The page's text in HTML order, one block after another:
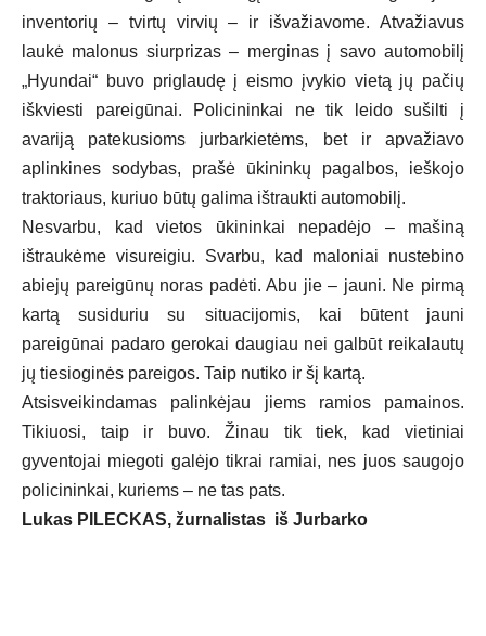
inventorių – tvirtų virvių – ir išvažiavome. Atvažiavus
laukė malonus siurprizas – merginas į savo automobilį
„Hyundai“ buvo priglaudę į eismo įvykio vietą jų pačių
iškviesti pareigūnai. Policininkai ne tik leido sušilti į
avariją patekusioms jurbarkietėms, bet ir apvažiavo
aplinkines sodybas, prašė ūkininkų pagalbos, ieškojo
traktoriaus, kuriuo būtų galima ištraukti automobilį.
Nesvarbu, kad vietos ūkininkai nepadėjo – mašiną
ištraukėme visureigiu. Svarbu, kad maloniai nustebino
abiejų pareigūnų noras padėti. Abu jie – jauni. Ne pirmą
kartą susiduriu su situacijomis, kai būtent jauni
pareigūnai padaro gerokai daugiau nei galbūt reikalautų
jų tiesioginės pareigos. Taip nutiko ir šį kartą.
Atsisveikindamas palinkėjau jiems ramios pamainos.
Tikiuosi, taip ir buvo. Žinau tik tiek, kad vietiniai
gyventojai miegoti galėjo tikrai ramiai, nes juos saugojo
policininkai, kuriems – ne tas pats.
Lukas PILECKAS, žurnalistas iš Jurbarko